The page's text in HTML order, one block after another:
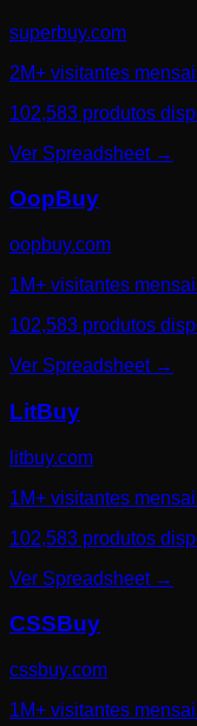
superbuy.com
2M+ visitantes
102,583 produtos
Ver Spreadsheet→
OopBuy
oopbuy.com
1M+ visitantes
102,583 produtos
Ver Spreadsheet→
LitBuy
litbuy.com
1M+ visitantes
102,583 produtos
Ver Spreadsheet→
CSSBuy
cssbuy.com
1M+ visitantes